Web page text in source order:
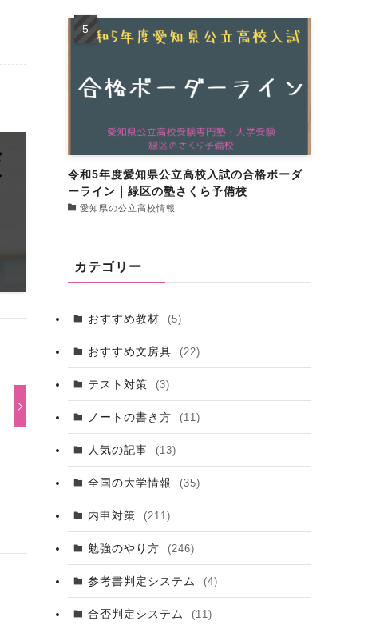
令和5年度愛知県公立高校入試の合格ボーダ
ーライン｜緑区の塾さくら予備校
愛知県の公立高校情報
カテゴリー
おすすめ教材 (5)
おすすめ文房具 (22)
テスト対策 (3)
ノートの書き方 (11)
人気の記事 (13)
全国の大学情報 (35)
内申対策 (211)
勉強のやり方 (246)
参考書判定システム (4)
合否判定システム (11)